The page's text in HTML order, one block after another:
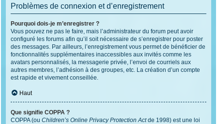
Problèmes de connexion et d’enregistrement
Pourquoi dois-je m’enregistrer ?
Vous pouvez ne pas le faire, mais l’administrateur du forum peut avoir
configuré les forums afin qu’il soit nécessaire de s’enregistrer pour poster
des messages. Par ailleurs, l’enregistrement vous permet de bénéficier de
fonctionnalités supplémentaires inaccessibles aux invités comme les
avatars personnalisés, la messagerie privée, l’envoi de courriels aux
autres membres, l’adhésion à des groupes, etc. La création d’un compte
est rapide et vivement conseillée.
Haut
Que signifie COPPA ?
COPPA (ou Children’s Online Privacy Protection Actde 1998) est une loi